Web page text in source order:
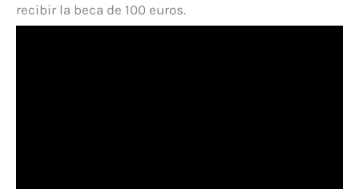
recibir la beca de 100 euros.